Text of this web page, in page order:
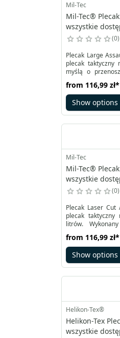
Mil-Tec
Mil-Tec®
wszystkie
0
Plecak Large
plecak taktyczny
myślą o
wysokiej jakości
pokryty od
chroni przed
komory, które
from 116,99 zł*
Show options
Mil-Tec
Mil-Tec®
wszystkie
0
Plecak Laser Cut
plecak
litrów.
aby chronić
przyszytych taśm
kieszeni,
Cut-Loop-System
from 116,99 zł*
Show options
Helikon-Tex®
Helikon-Tex
wszystkie